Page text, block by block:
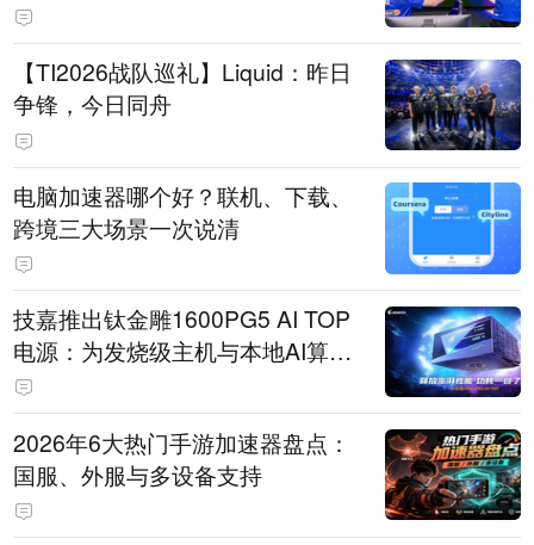
【TI2026战队巡礼】Liquid：昨日
争锋，今日同舟
电脑加速器哪个好？联机、下载、
跨境三大场景一次说清
技嘉推出钛金雕1600PG5 AI TOP
电源：为发烧级主机与本地AI算力
打造旗舰供电方案
2026年6大热门手游加速器盘点：
国服、外服与多设备支持